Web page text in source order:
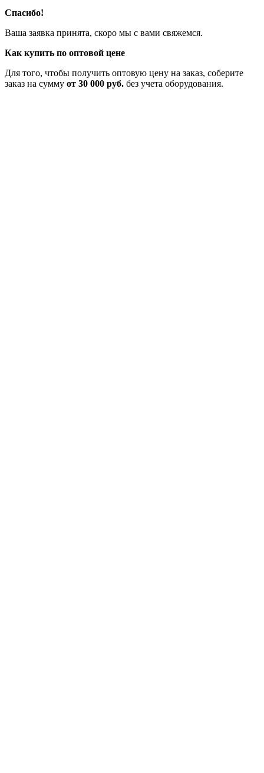
Спасибо!
Ваша заявка принята, скоро мы с вами свяжемся.
Как купить по оптовой цене
Для того, чтобы получить оптовую цену на заказ, соберите
заказ на сумму от 30 000 руб. без учета оборудования.